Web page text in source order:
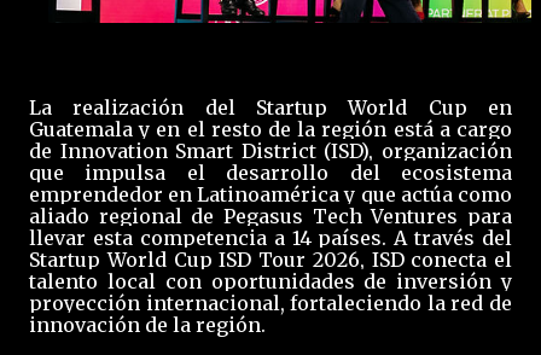
La realización del Startup World Cup en
Guatemala y en el resto de la región está a cargo
de Innovation Smart District (ISD), organización
que impulsa el desarrollo del ecosistema
emprendedor en Latinoamérica y que actúa como
aliado regional de Pegasus Tech Ventures para
llevar esta competencia a 14 países. A través del
Startup World Cup ISD Tour 2026, ISD conecta el
talento local con oportunidades de inversión y
proyección internacional, fortaleciendo la red de
innovación de la región.